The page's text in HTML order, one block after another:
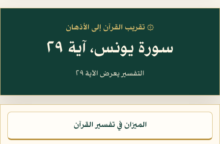
۞ تقريب القرآن إلى الأذهان
سورة يونس، آية ٢٩
التفسير يعرض الآية ٢٩
الميزان في تفسير القرآن